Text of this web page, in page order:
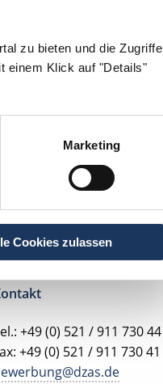
zu bieten und die Zugriffe
einem Klick auf "Details"
Marketing
Cookies zulassen
+49 (0) 521 / 911 730 44
+49 (0) 521 / 911 730 41